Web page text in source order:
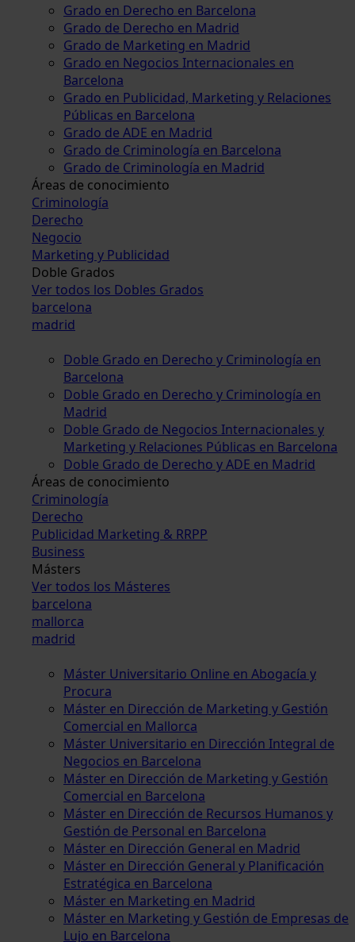
Grado en Derecho en Barcelona
Grado de Derecho en Madrid
Grado de Marketing en Madrid
Grado en Negocios Internacionales en
Barcelona
Grado en Publicidad, Marketing y Relaciones
Públicas en Barcelona
Grado de ADE en Madrid
Grado de Criminología en Barcelona
Grado de Criminología en Madrid
Áreas de conocimiento
Criminología
Derecho
Negocio
Marketing y Publicidad
Doble Grados
Ver todos los Dobles Grados
barcelona
madrid
Doble Grado en Derecho y Criminología en
Barcelona
Doble Grado en Derecho y Criminología en
Madrid
Doble Grado de Negocios Internacionales y
Marketing y Relaciones Públicas en Barcelona
Doble Grado de Derecho y ADE en Madrid
Áreas de conocimiento
Criminología
Derecho
Publicidad Marketing & RRPP
Business
Másters
Ver todos los Másteres
barcelona
mallorca
madrid
Máster Universitario Online en Abogacía y
Procura
Máster en Dirección de Marketing y Gestión
Comercial en Mallorca
Máster Universitario en Dirección Integral de
Negocios en Barcelona
Máster en Dirección de Marketing y Gestión
Comercial en Barcelona
Máster en Dirección de Recursos Humanos y
Gestión de Personal en Barcelona
Máster en Dirección General en Madrid
Máster en Dirección General y Planificación
Estratégica en Barcelona
Máster en Marketing en Madrid
Máster en Marketing y Gestión de Empresas de
Lujo en Barcelona